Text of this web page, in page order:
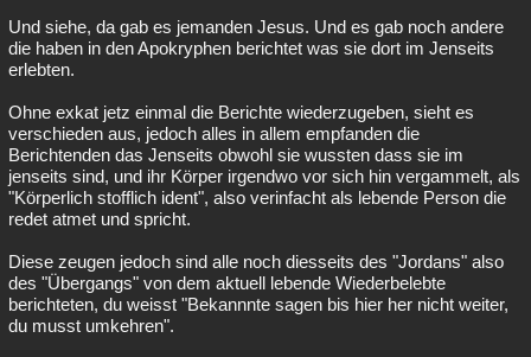
Und siehe, da gab es jemanden Jesus. Und es gab noch andere
die haben in den Apokryphen berichtet was sie dort im Jenseits
erlebten.
Ohne exkat jetz einmal die Berichte wiederzugeben, sieht es
verschieden aus, jedoch alles in allem empfanden die
Berichtenden das Jenseits obwohl sie wussten dass sie im
jenseits sind, und ihr Körper irgendwo vor sich hin vergammelt, als
"Körperlich stofflich ident", also verinfacht als lebende Person die
redet atmet und spricht.
Diese zeugen jedoch sind alle noch diesseits des "Jordans" also
des "Übergangs" von dem aktuell lebende Wiederbelebte
berichteten, du weisst "Bekannnte sagen bis hier her nicht weiter,
du musst umkehren".